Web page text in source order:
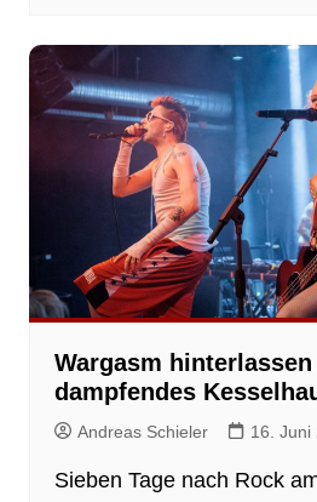
Wargasm hinterlassen
dampfendes
Andreas Schieler 16. Juni
Sieben Tage nach Rock